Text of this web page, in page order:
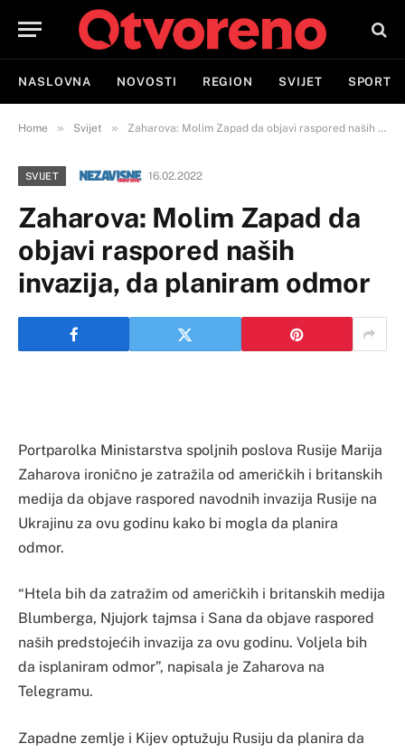
NASLOVNA NOVOSTI REGION SVIJET SPORT
Home » Svijet » Zaharova: Molim Zapad da objavi raspored naših invazija, da planiram odmor
SVIJET 16.02.2022
Zaharova: Molim Zapad da
objavi raspored naših
invazija, da planiram odmor
Portparolka Ministarstva spoljnih poslova Rusije Marija
Zaharova ironično je zatražila od američkih i britanskih
medija da objave raspored navodnih invazija Rusije na
Ukrajinu za ovu godinu kako bi mogla da planira
odmor.
“Htela bih da zatražim od američkih i britanskih medija
Blumberga, Njujork tajmsa i Sana da objave raspored
naših predstojećih invazija za ovu godinu. Voljela bih
da isplaniram odmor”, napisala je Zaharova na
Telegramu.
Zapadne zemlje i Kijev optužuju Rusiju da planira da